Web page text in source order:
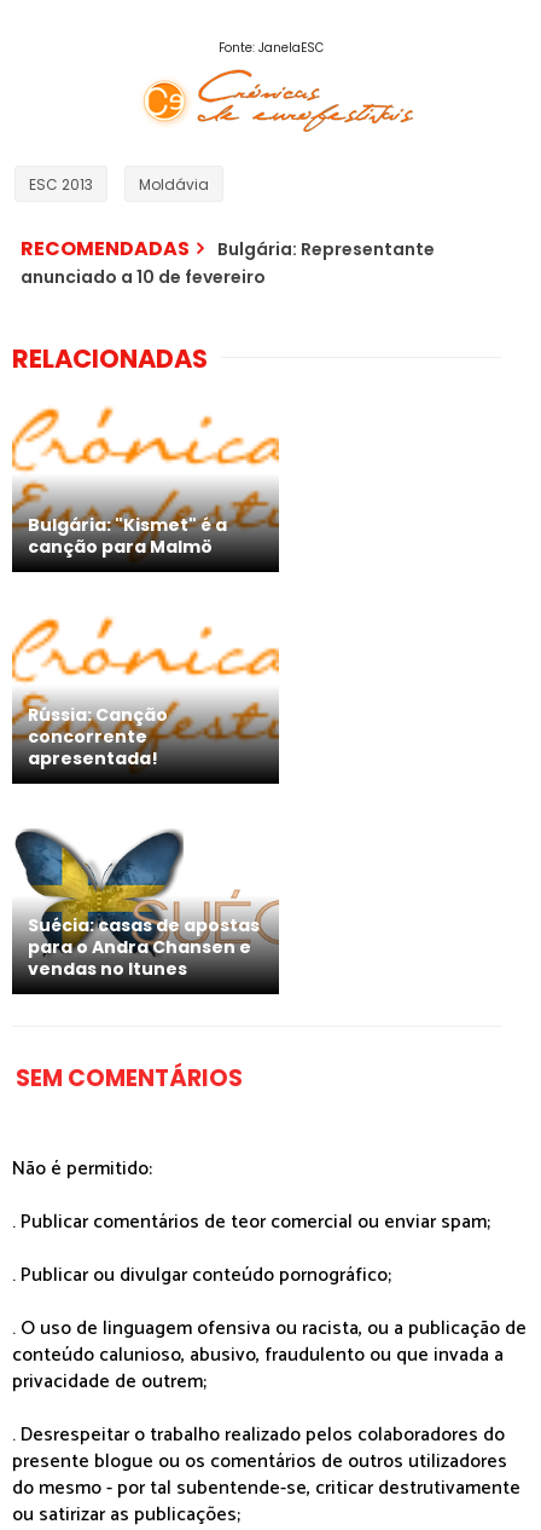
Fonte: JanelaESC
ESC 2013 Moldávia
RECOMENDADAS
Bulgária: Representante
anunciado a 10 de fevereiro
RELACIONADAS
Bulgária: "Kismet" é a
canção para Malmö
Rússia: Canção
concorrente
apresentada!
Suécia: casas de apostas
para o Andra Chansen e
vendas no Itunes
SEM COMENTÁRIOS
Não é permitido:
. Publicar comentários de teor comercial ou enviar spam;
. Publicar ou divulgar conteúdo pornográfico;
. O uso de linguagem ofensiva ou racista, ou a publicação de
conteúdo calunioso, abusivo, fraudulento ou que invada a
privacidade de outrem;
. Desrespeitar o trabalho realizado pelos colaboradores do
presente blogue ou os comentários de outros utilizadores
do mesmo - por tal subentende-se, criticar destrutivamente
ou satirizar as publicações;